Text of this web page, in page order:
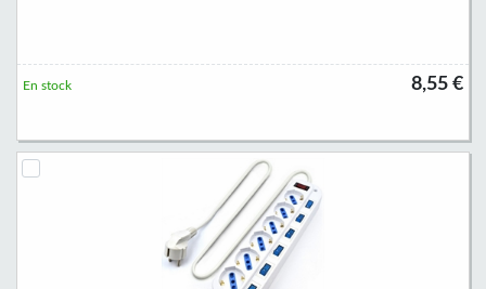
8,55 €
En stock